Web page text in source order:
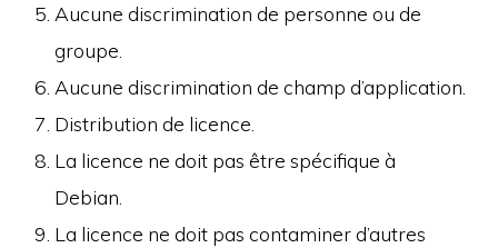
Aucune discrimination de personne ou de
groupe.
Aucune discrimination de champ d’application.
Distribution de licence.
La licence ne doit pas être spécifique à
Debian.
La licence ne doit pas contaminer d’autres